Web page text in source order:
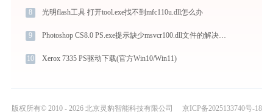
8 光明flash工具 打开tool.exe找不到mfc110u.dll怎么办
9 Photoshop CS8.0 PS.exe提示缺少msvcr100.dll文件的解决办法
10 Xerox 7335 PS驱动下载(官方Win10/Win11)
版权所有© 2010 - 2026 北京灵豹智能科技有限公司 京ICP备2025133740号-18